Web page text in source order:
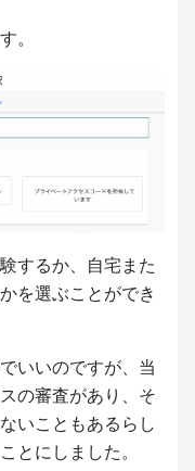
。
するか、自宅また
を選ぶことができ
いいのですが、当
の審査があり、そ
いこともあるらし
とにしました。